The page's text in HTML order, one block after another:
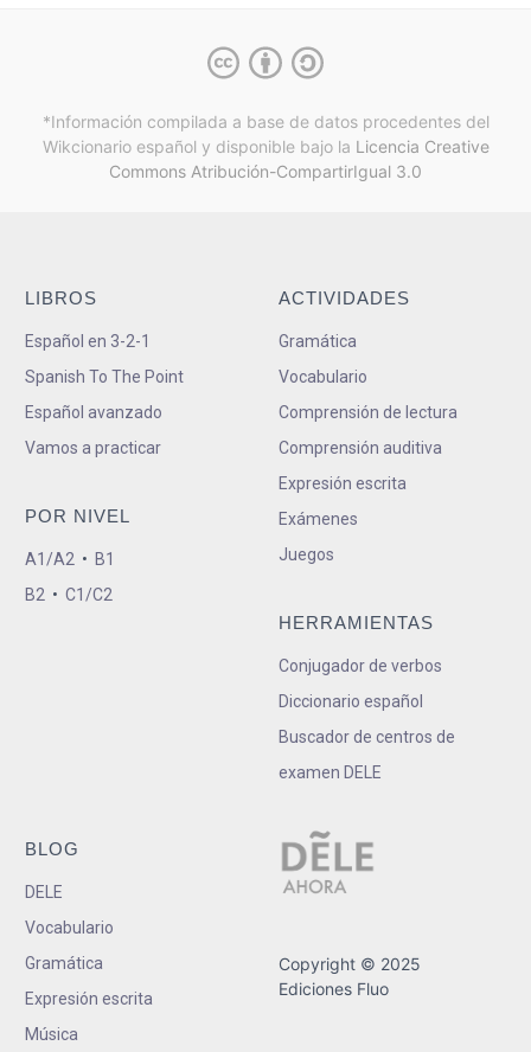
*Información compilada a base de datos procedentes del
Wikcionario español y disponible bajo la Licencia Creative
Commons Atribución-CompartirIgual 3.0
LIBROS
Español en 3-2-1
Spanish To The Point
Español avanzado
Vamos a practicar
POR NIVEL
A1/A2 • B1
B2 • C1/C2
ACTIVIDADES
Gramática
Vocabulario
Comprensión de lectura
Comprensión auditiva
Expresión escrita
Exámenes
Juegos
HERRAMIENTAS
Conjugador de verbos
Diccionario español
Buscador de centros de
examen DELE
BLOG
DELE
Vocabulario
Gramática
Expresión escrita
Música
Copyright © 2025
Ediciones Fluo